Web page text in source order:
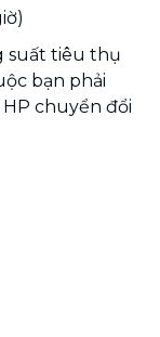
suất tiêu thụ
bạn phải
chuyển đổi